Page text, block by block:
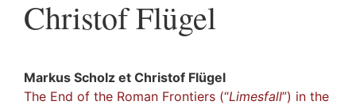
ChristofFlügel
Markus Scholz et Christof Flügel
The End of the Roman Frontiers (“Limesfall”) in the